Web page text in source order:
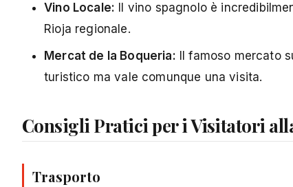
Vino Locale: Il vino spagnolo è
Rioja regionale.
Mercat de la Boqueria: Il famoso mercato
turistico ma vale comunque una visita.
Consigli Pratici per i Visitatori
Trasporto